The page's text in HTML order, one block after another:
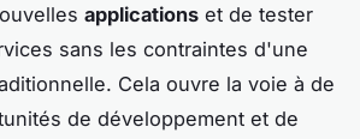
applications et de tester
sans les contraintes d'une
Cela ouvre la voie à de
de développement et de